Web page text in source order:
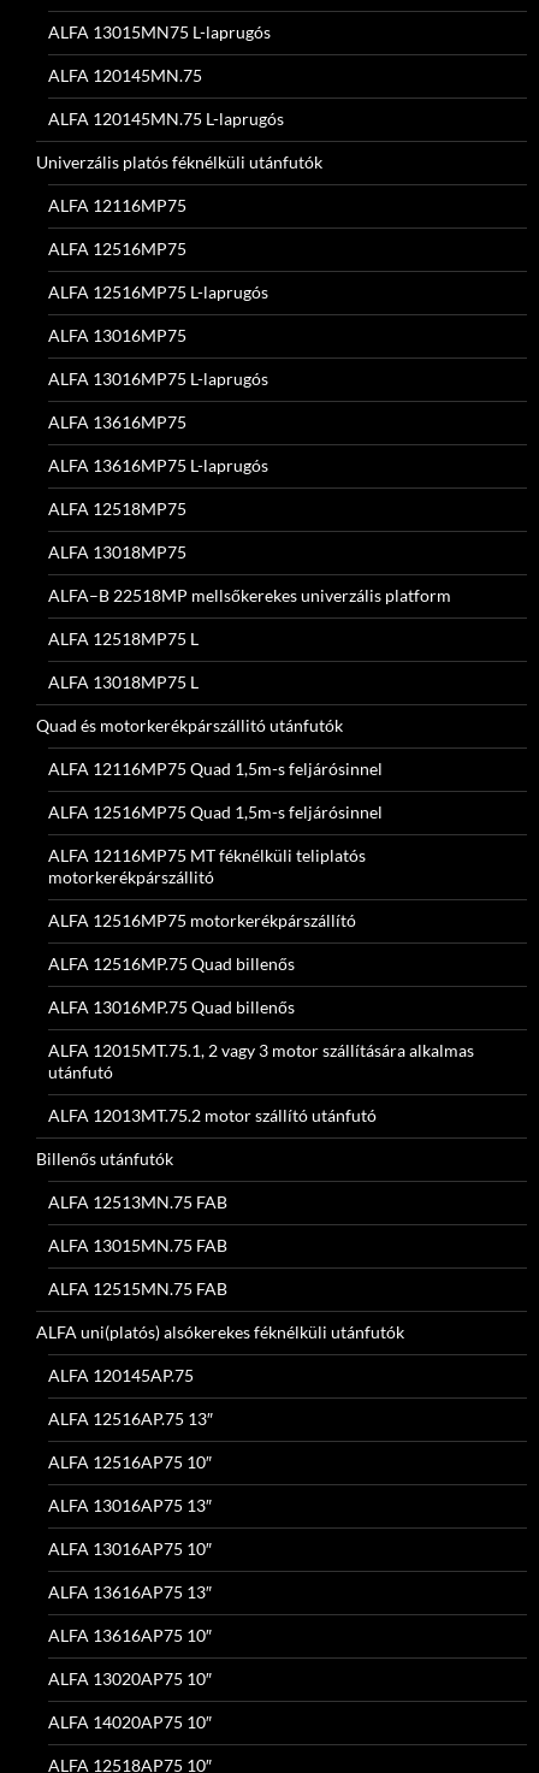
ALFA 13015MN75 L-laprugós
ALFA 120145MN.75
ALFA 120145MN.75 L-laprugós
Univerzális platós féknélküli utánfutók
ALFA 12116MP75
ALFA 12516MP75
ALFA 12516MP75 L-laprugós
ALFA 13016MP75
ALFA 13016MP75 L-laprugós
ALFA 13616MP75
ALFA 13616MP75 L-laprugós
ALFA 12518MP75
ALFA 13018MP75
ALFA–B 22518MP mellsőkerekes univerzális platform
ALFA 12518MP75 L
ALFA 13018MP75 L
Quad és motorkerékpárszállitó utánfutók
ALFA 12116MP75 Quad 1,5m-s feljárósinnel
ALFA 12516MP75 Quad 1,5m-s feljárósinnel
ALFA 12116MP75 MT féknélküli teliplatós
motorkerékpárszállitó
ALFA 12516MP75 motorkerékpárszállító
ALFA 12516MP.75 Quad billenős
ALFA 13016MP.75 Quad billenős
ALFA 12015MT.75.1, 2 vagy 3 motor szállítására alkalmas
utánfutó
ALFA 12013MT.75.2 motor szállító utánfutó
Billenős utánfutók
ALFA 12513MN.75 FAB
ALFA 13015MN.75 FAB
ALFA 12515MN.75 FAB
ALFA uni(platós) alsókerekes féknélküli utánfutók
ALFA 120145AP.75
ALFA 12516AP.75 13″
ALFA 12516AP75 10″
ALFA 13016AP75 13″
ALFA 13016AP75 10″
ALFA 13616AP75 13″
ALFA 13616AP75 10″
ALFA 13020AP75 10″
ALFA 14020AP75 10″
ALFA 12518AP75 10″